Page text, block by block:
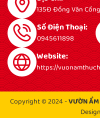
135Đ Đồng Văn
Số Điện Thoại:
0945611898
Website:
https://
Copyright © 2024 -VƯỜN